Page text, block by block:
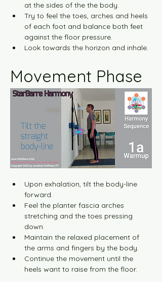
at the sides of the the body.
Try to feel the toes, arches and heels
of each foot and balance both feet
against the floor pressure.
Look towards the horizon and inhale.
Movement Phase
Upon exhalation, tilt the body-line
forward.
Feel the planter fascia arches
stretching and the toes pressing
down.
Maintain the relaxed placement of
the arms and fingers by the body.
Continue the movement until the
heels want to raise from the floor.